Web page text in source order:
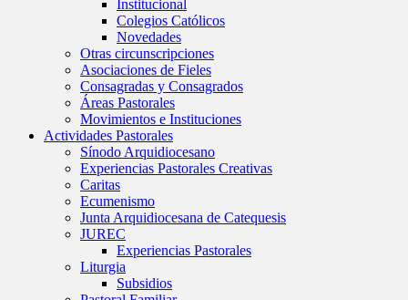
Institucional
Colegios Católicos
Novedades
Otras circunscripciones
Asociaciones de Fieles
Consagradas y Consagrados
Áreas Pastorales
Movimientos e Instituciones
Actividades Pastorales
Sínodo Arquidiocesano
Experiencias Pastorales Creativas
Caritas
Ecumenismo
Junta Arquidiocesana de Catequesis
JUREC
Experiencias Pastorales
Liturgia
Subsidios